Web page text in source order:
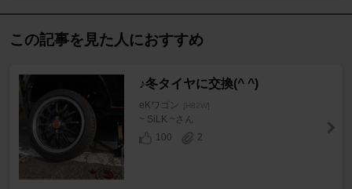
この記事を見た人におすすめ
♪冬タイヤに交換(^ ^)
eKワゴン [H82W]
~ SiLK ~さん
100
2